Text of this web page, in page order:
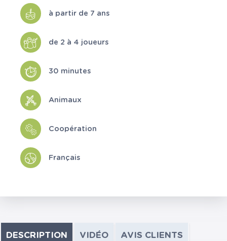
à partir de 7 ans
de 2 à 4 joueurs
30 minutes
Animaux
Coopération
Français
DESCRIPTION VIDÉO AVIS CLIENTS